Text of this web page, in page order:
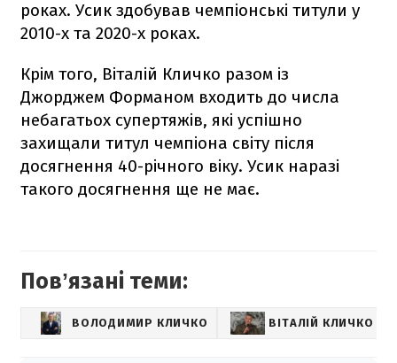
роках. Усик здобував чемпіонські титули у
2010-х та 2020-х роках.
Крім того, Віталій Кличко разом із
Джорджем Форманом входить до числа
небагатьох супертяжів, які успішно
захищали титул чемпіона світу після
досягнення 40-річного віку. Усик наразі
такого досягнення ще не має.
Повʼязані теми:
ВОЛОДИМИР КЛИЧКО ВІТАЛІЙ КЛИЧКО